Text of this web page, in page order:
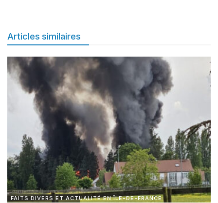
Articles similaires
FAITS DIVERS ET ACTUALITÉ EN ÎLE-DE-FRANCE